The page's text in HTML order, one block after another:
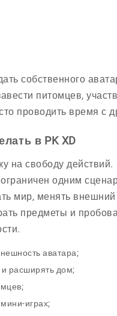
собственного
питомцев,
проводить время с
в PK XD
на свободу действий.
одним
мир, менять
предметы и
аватара;
и расширять дом;
мини-играх;